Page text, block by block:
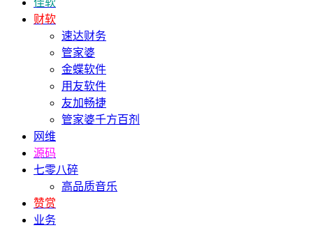
佳软
财软
速达财务
管家婆
金蝶软件
用友软件
友加畅捷
管家婆千方百剂
网维
源码
七零八碎
高品质音乐
赞赏
业务